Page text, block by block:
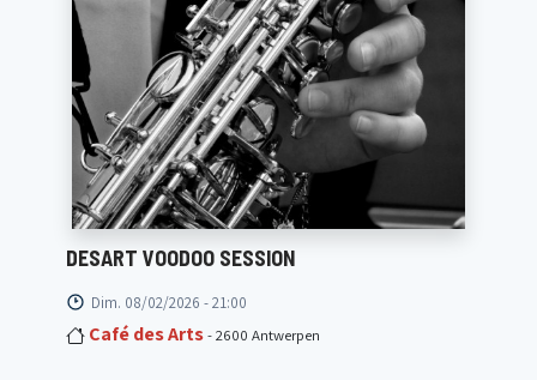
DESART VOODOO SESSION
Dim. 08/02/2026 - 21:00
Café des Arts- 2600 Antwerpen